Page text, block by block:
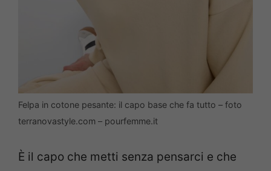
Felpa in cotone pesante: il capo base che fa tutto – foto
terranovastyle.com – pourfemme.it
È il capo che metti senza pensarci e che